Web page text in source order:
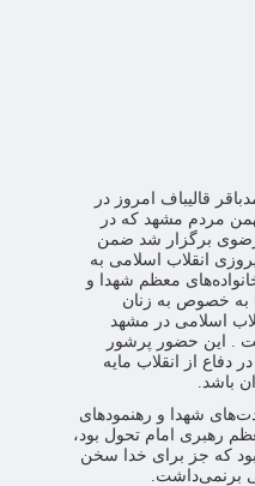
قالیباف امروز در
پایانی راهپیمایی ۲۲بهمن مردم مشهد که در
برگزار شد ضمن
انقلاب اسلامی به
معظم شهدا و
به خصوص به زنان
اسلامی در مشهد
. این حضور پرشور
دفاع از انقلاب مایه
باشد.
شهدا و رهنمودهای
رهبری امام تحول بود،
بود که جز برای خدا سخن
برنمی‌داشت.